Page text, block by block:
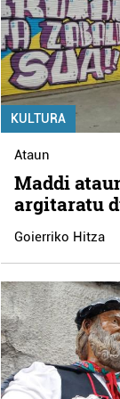
KULTURA
Ataun
Maddi
argitaratu
Goierriko Hitza